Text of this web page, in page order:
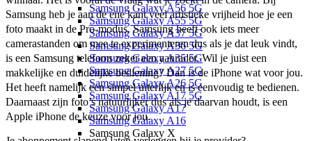
Samsung Galaxy A56 5G
Samsung Galaxy A55 5G
Samsung Galaxy A37 5G
Samsung Galaxy A36 5G
Samsung Galaxy A35 5G
Samsung Galaxy A27 5G
Samsung Galaxy A26 5G
Samsung Galaxy A17 5G
Samsung Galaxy A17
Samsung Galaxy A16
Samsung Galaxy X
Samsung heb je aan de ene kant veel artistieke vrijheid hoe je een
foto maakt in de Pro-modus. Samsung heeft ook iets meer
camerastanden om mee te experimenteren dus als je dat leuk vindt,
is een Samsung telefoon zeker een aanrader. Wil je juist een
makkelijke en duidelijke bediening? Dan is de iPhone wat voor jou.
Het heeft namelijk een simpel uiterlijk en is eenvoudig te bedienen.
Daarnaast zijn foto’s natuurlijker dus als je daarvan houdt, is een
Apple iPhone de keuze voor jou.